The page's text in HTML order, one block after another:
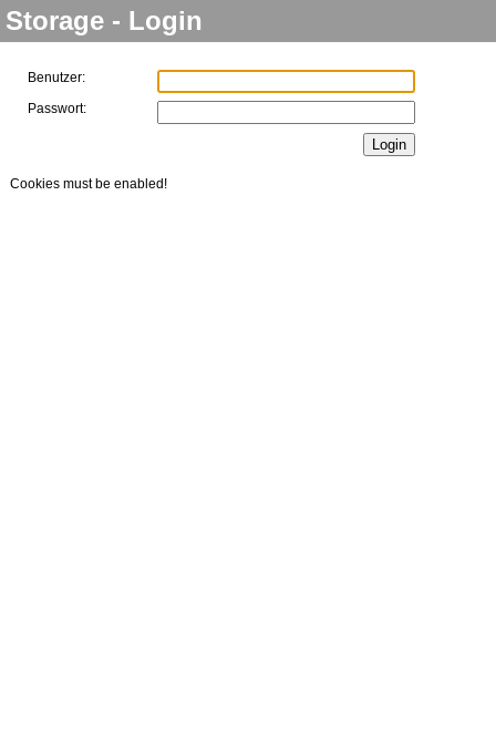
Storage - Login
Benutzer:
Passwort:
Cookies must be enabled!